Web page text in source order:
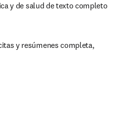
y de salud de texto completo
y resúmenes completa,